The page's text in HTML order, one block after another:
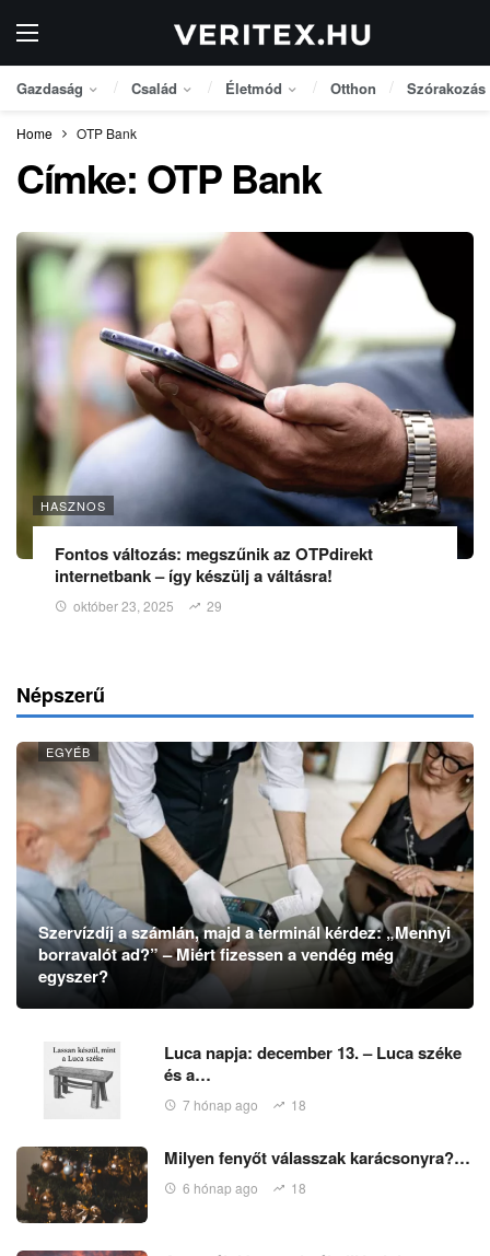
Gazdaság Család Életmód Otthon Szórakozás
Home OTP Bank
Címke: OTP Bank
HASZNOS
Fontos változás: megszűnik az OTPdirekt
internetbank – így készülj a váltásra!
október 23, 2025 29
Népszerű
EGYÉB
Szervízdíj a számlán, majd a terminál kérdez: „Mennyi
borravalót ad?” – Miért fizessen a vendég még
egyszer?
Luca napja: december 13. – Luca széke
és a…
7 hónap ago 18
Milyen fenyőt válasszak karácsonyra?…
6 hónap ago 18